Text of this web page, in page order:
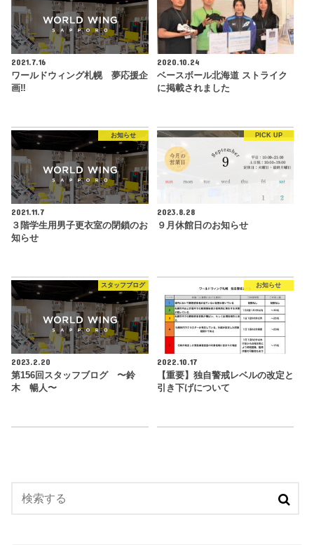
2021.7.16
ワールドウィング札幌 夢応援企
画‼︎
2020.10.24
ベースボール北海道 ストライク
に掲載されました
お知らせ
2021.11.7
３階学生用男子更衣室の閉鎖のお
知らせ
PICK UP
2023.8.28
９月休館日のお知らせ
スタッフブログ
2023.2.20
第156回スタッフブログ 〜鈴
木 暢人〜
お知らせ
2022.10.17
【重要】独自警戒レベルの改定と
引き下げについて